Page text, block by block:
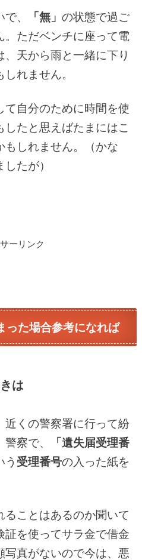
、 「無」 の状態で過ご
ただベンチに座って電
天から雨と一緒に下り
れません。
自分のために時間を使
したと思えばたまにはこ
もしれません。（かな
たが）
ーリンク
った場合参考になれば
は
くの警察署に行って紛
察で、
「遺失届受理番
う 受理番号の入った紙を
ることはあるのか聞いて
を使ってサラ金で借金
写真がないので今は、悪